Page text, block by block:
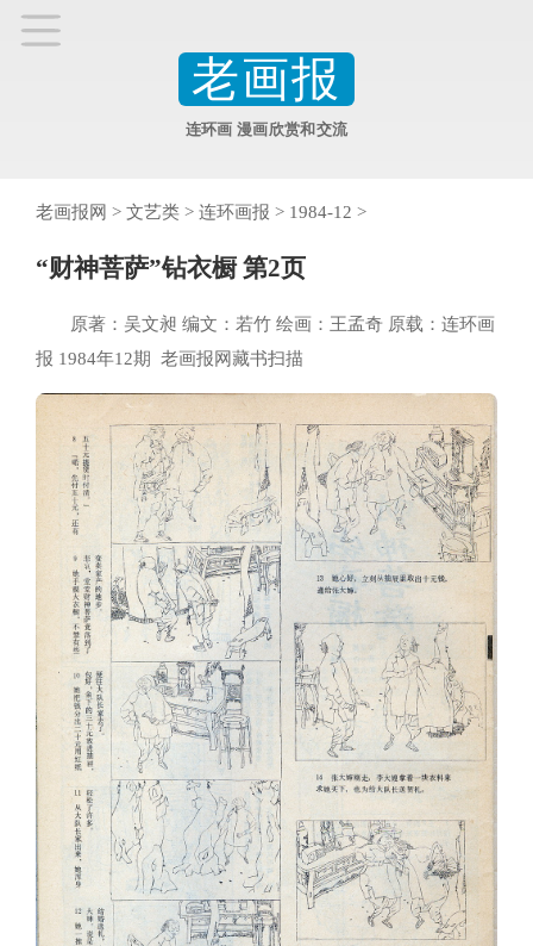
老画报
连环画 漫画欣赏和交流
老画报网 > 文艺类 > 连环画报 > 1984-12 >
“财神菩萨”钻衣橱 第2页
原著：吴文昶 编文：若竹 绘画：王孟奇 原载：连环画
报 1984年12期 老画报网藏书扫描